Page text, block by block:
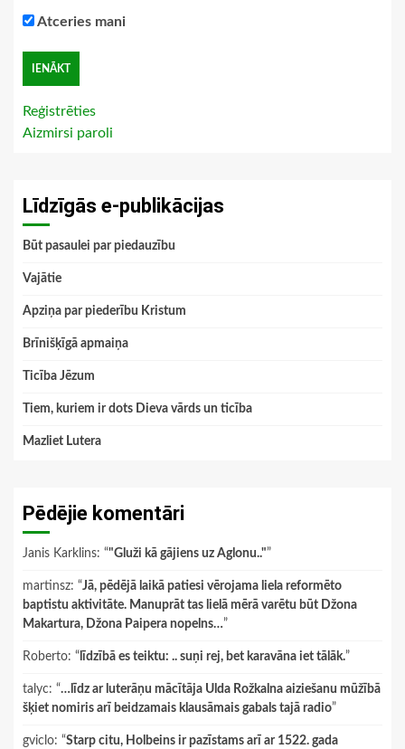
Atceries mani
Reģistrēties
Aizmirsi paroli
Līdzīgās e-publikācijas
Būt pasaulei par piedauzību
Vajātie
Apziņa par piederību Kristum
Brīnišķīgā apmaiņa
Ticība Jēzum
Tiem, kuriem ir dots Dieva vārds un ticība
Mazliet Lutera
Pēdējie komentāri
Janis Karklins: “"Gluži kā gājiens uz Aglonu.."”
martinsz: “Jā, pēdējā laikā patiesi vērojama liela reformēto
baptistu aktivitāte. Manuprāt tas lielā mērā varētu būt Džona
Makartura, Džona Paipera nopelns…”
Roberto: “ līdzībā es teiktu: .. suņi rej, bet karavāna iet tālāk.”
talyc: “…līdz ar luterāņu mācītāja Ulda Rožkalna aiziešanu mūžībā
šķiet nomiris arī beidzamais klausāmais gabals tajā radio”
gviclo: “Starp citu, Holbeins ir pazīstams arī ar 1522. gada